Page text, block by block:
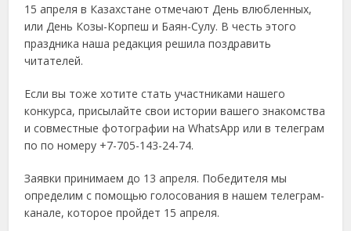
15 апреля в Казахстане отмечают День влюбленных,
или День Козы-Корпеш и Баян-Сулу. В честь этого
праздника наша редакция решила поздравить
читателей.
Если вы тоже хотите стать участниками нашего
конкурса, присылайте свои истории вашего знакомства
и совместные фотографии на WhatsApp или в телеграм
по по номеру +7-705-143-24-74.
Заявки принимаем до 13 апреля. Победителя мы
определим с помощью голосования в нашем телеграм-
канале, которое пройдет 15 апреля.